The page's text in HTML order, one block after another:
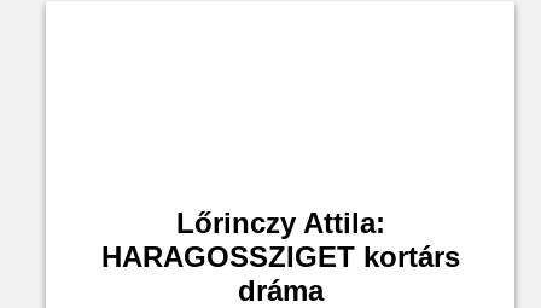
Lőrinczy Attila:
HARAGOSSZIGET kortárs
dráma